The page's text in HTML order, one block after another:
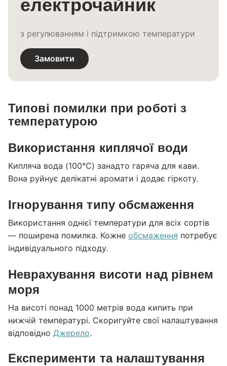
електрочайник
з регулюванням і підтримкою температури
Замовити
Типові помилки при роботі з
температурою
Використання киплячої води
Кипляча вода (100°C) занадто гаряча для кави.
Вона руйнує делікатні аромати і додає гіркоту.
Ігнорування типу обсмаження
Використання однієї температури для всіх сортів
— поширена помилка. Кожне обсмаження потребує
індивідуального підходу.
Неврахування висоти над рівнем
моря
На висоті понад 1000 метрів вода кипить при
нижчій температурі. Скоригуйте свої налаштування
відповідно Джерело.
Експерименти та налаштування